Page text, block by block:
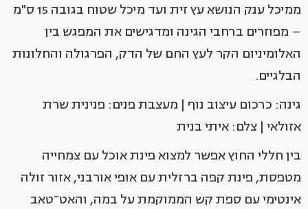
ממיכל ענק הנושא עץ זית ועד מיכל שטוח בגובה 15 ס"מ
– מפוזרים ברחבי הגינה ומדגישים את המפגש בין
האלומיניום הקר לעץ החם של הדק, הפרגולה והחלונות
הבלגיים.
גינה: כרכום עיצוב נוף | מעצבת פנים: פנינית שרת
אזולאי | צלם: איתי בנית
בין חללי החוץ אפשר למצוא פינת אוכל עם צמחייה
מטפסת, פינת קפה ברזלית עם אופי אורבני, אזור זולה
אינטימי עם ספת קש הממוקמת על במה, והאט־טאב